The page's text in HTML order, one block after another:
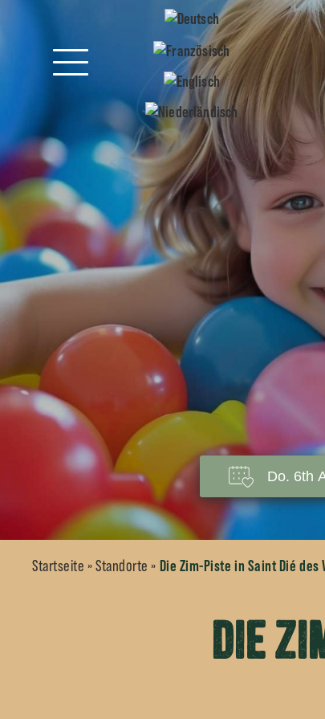
Startseite »Standorte » Die Zim-Piste in Saint Dié des
Die